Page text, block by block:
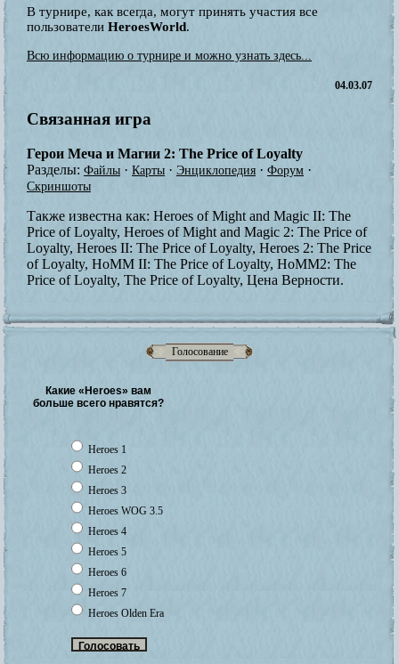
Голосование
Какие «Heroes» вам
больше всего нравятся?
Heroes 1
Heroes 2
Heroes 3
Heroes WOG 3.5
Heroes 4
Heroes 5
Heroes 6
Heroes 7
Heroes Olden Era
В турнире, как всегда, могут принять участия все
пользователи HeroesWorld.
Всю информацию о турнире и можно узнать здесь...
04.03.07
Связанная игра
Герои Меча и Магии 2: The Price of Loyalty
Разделы: Файлы · Карты · Энциклопедия · Форум ·
Скриншоты
Также известна как: Heroes of Might and Magic II: The
Price of Loyalty, Heroes of Might and Magic 2: The Price of
Loyalty, Heroes II: The Price of Loyalty, Heroes 2: The Price
of Loyalty, HoMM II: The Price of Loyalty, HoMM2: The
Price of Loyalty, The Price of Loyalty, Цена Верности.